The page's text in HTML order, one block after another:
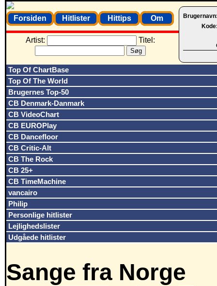
Forsiden Hitlister Hittips Om
Artist: Titel:
Top Of ChartBase
Top Of The World
Brugernes Top-50
CB Denmark-Danmark
CB VideoChart
CB EUROPlay
CB Dancefloor
CB Critic-Alt
CB The Rock
CB 25+
CB TimeMachine
vancairo
Philip
Personlige hitlister
Lejlighedslister
Udgåede hitlister
Sange fra Norge